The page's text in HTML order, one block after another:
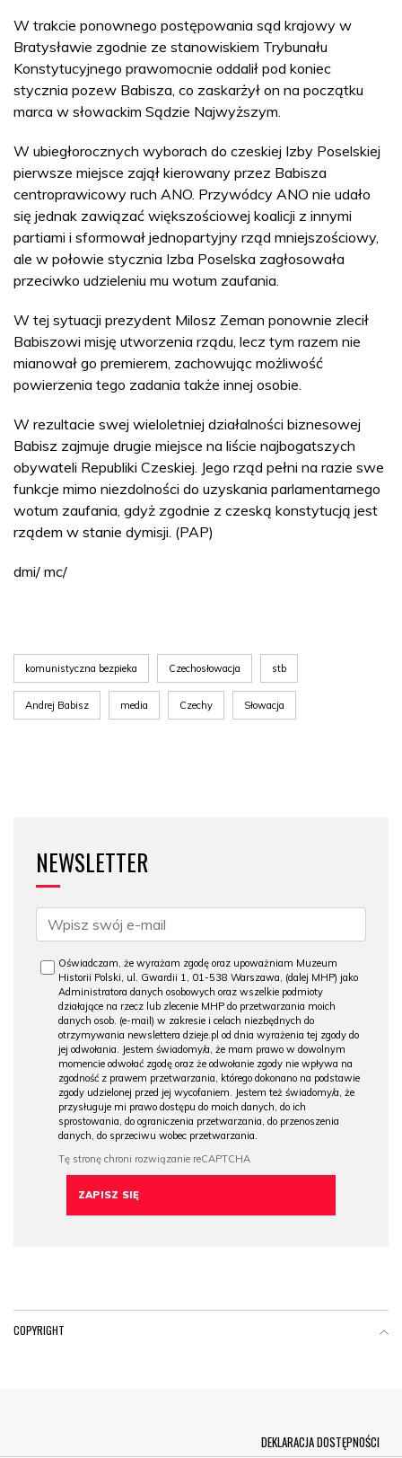
W trakcie ponownego postępowania sąd krajowy w
Bratysławie zgodnie ze stanowiskiem Trybunału
Konstytucyjnego prawomocnie oddalił pod koniec
stycznia pozew Babisza, co zaskarżył on na początku
marca w słowackim Sądzie Najwyższym.
W ubiegłorocznych wyborach do czeskiej Izby Poselskiej
pierwsze miejsce zajął kierowany przez Babisza
centroprawicowy ruch ANO. Przywódcy ANO nie udało
się jednak zawiązać większościowej koalicji z innymi
partiami i sformował jednopartyjny rząd mniejszościowy,
ale w połowie stycznia Izba Poselska zagłosowała
przeciwko udzieleniu mu wotum zaufania.
W tej sytuacji prezydent Milosz Zeman ponownie zlecił
Babiszowi misję utworzenia rządu, lecz tym razem nie
mianował go premierem, zachowując możliwość
powierzenia tego zadania także innej osobie.
W rezultacie swej wieloletniej działalności biznesowej
Babisz zajmuje drugie miejsce na liście najbogatszych
obywateli Republiki Czeskiej. Jego rząd pełni na razie swe
funkcje mimo niezdolności do uzyskania parlamentarnego
wotum zaufania, gdyż zgodnie z czeską konstytucją jest
rządem w stanie dymisji. (PAP)
dmi/ mc/
komunistyczna bezpieka Czechosłowacja stb
Andrej Babisz media Czechy Słowacja
NEWSLETTER
Oświadczam, że wyrażam zgodę oraz upoważniam Muzeum
Historii Polski, ul. Gwardii 1, 01-538 Warszawa, (dalej MHP) jako
Administratora danych osobowych oraz wszelkie podmioty
działające na rzecz lub zlecenie MHP do przetwarzania moich
danych osob. (e-mail) w zakresie i celach niezbędnych do
otrzymywania newslettera dzieje.pl od dnia wyrażenia tej zgody do
jej odwołania. Jestem świadomy/a, że mam prawo w dowolnym
momencie odwołać zgodę oraz że odwołanie zgody nie wpływa na
zgodność z prawem przetwarzania, którego dokonano na podstawie
zgody udzielonej przed jej wycofaniem. Jestem też świadomy/a, że
przysługuje mi prawo dostępu do moich danych, do ich
sprostowania, do ograniczenia przetwarzania, do przenoszenia
danych, do sprzeciwu wobec przetwarzania.
COPYRIGHT
DEKLARACJA DOSTĘPNOŚCI